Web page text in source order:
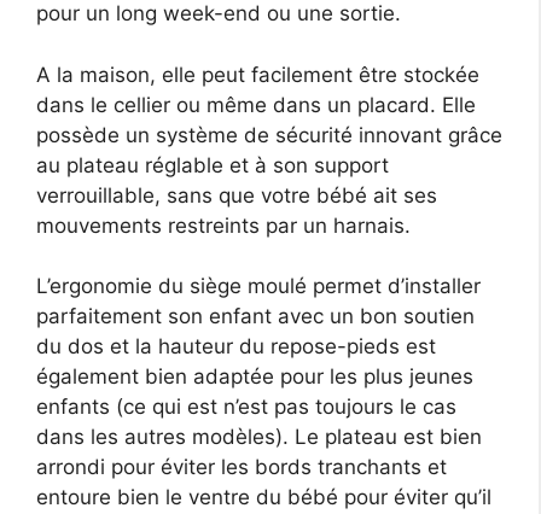
pour un long week-end ou une sortie.
A la maison, elle peut facilement être stockée
dans le cellier ou même dans un placard. Elle
possède un système de sécurité innovant grâce
au plateau réglable et à son support
verrouillable, sans que votre bébé ait ses
mouvements restreints par un harnais.
L’ergonomie du siège moulé permet d’installer
parfaitement son enfant avec un bon soutien
du dos et la hauteur du repose-pieds est
également bien adaptée pour les plus jeunes
enfants (ce qui est n’est pas toujours le cas
dans les autres modèles). Le plateau est bien
arrondi pour éviter les bords tranchants et
entoure bien le ventre du bébé pour éviter qu’il